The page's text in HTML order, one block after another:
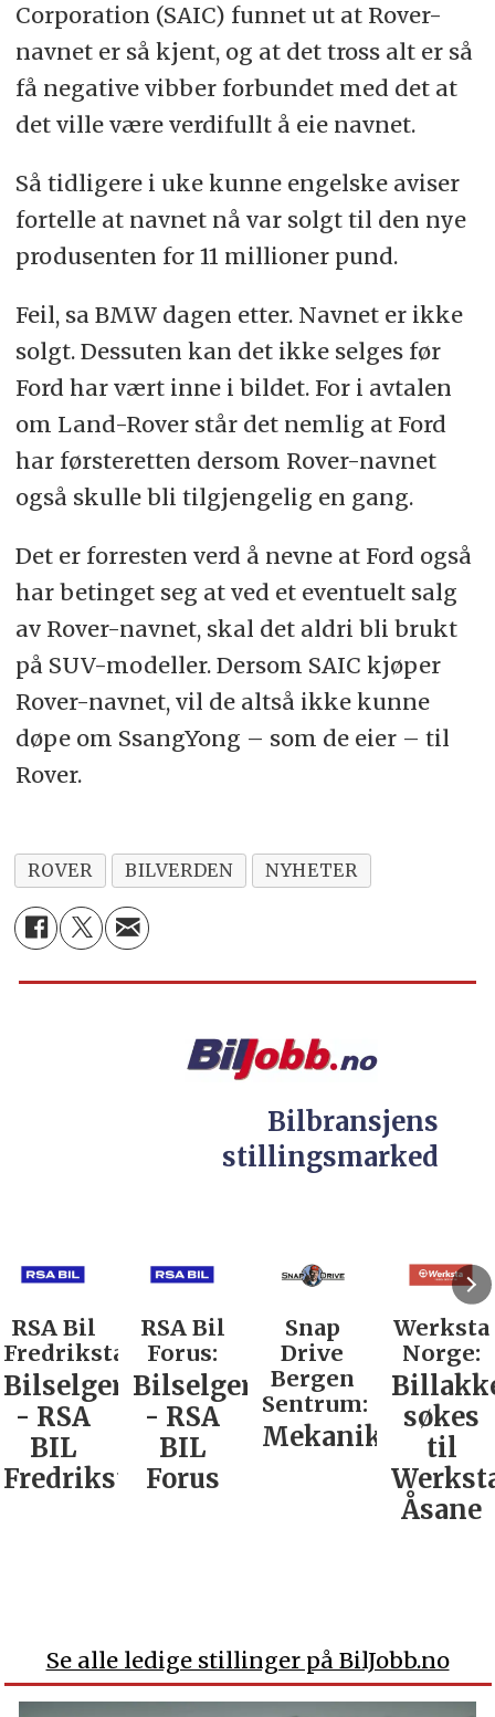
Corporation (SAIC) funnet ut at Rover-
navnet er så kjent, og at det tross alt er så
få negative vibber forbundet med det at
det ville være verdifullt å eie navnet.
Så tidligere i uke kunne engelske aviser
fortelle at navnet nå var solgt til den nye
produsenten for 11 millioner pund.
Feil, sa BMW dagen etter. Navnet er ikke
solgt. Dessuten kan det ikke selges før
Ford har vært inne i bildet. For i avtalen
om Land-Rover står det nemlig at Ford
har førsteretten dersom Rover-navnet
også skulle bli tilgjengelig en gang.
Det er forresten verd å nevne at Ford også
har betinget seg at ved et eventuelt salg
av Rover-navnet, skal det aldri bli brukt
på SUV-modeller. Dersom SAIC kjøper
Rover-navnet, vil de altså ikke kunne
døpe om SsangYong – som de eier – til
Rover.
ROVER BILVERDEN NYHETER
Bilbransjens
stillingsmarked
RSA Bil
Fredrikstad:
Bilselger
- RSA
BIL
Fredrikstad
RSA Bil
Forus:
Bilselger
- RSA
BIL
Forus
Snap
Drive
Bergen
Sentrum:
Mekaniker
Werksta
Norge:
søkes
til
Åsane
Se alle ledige stillinger på BilJobb.no